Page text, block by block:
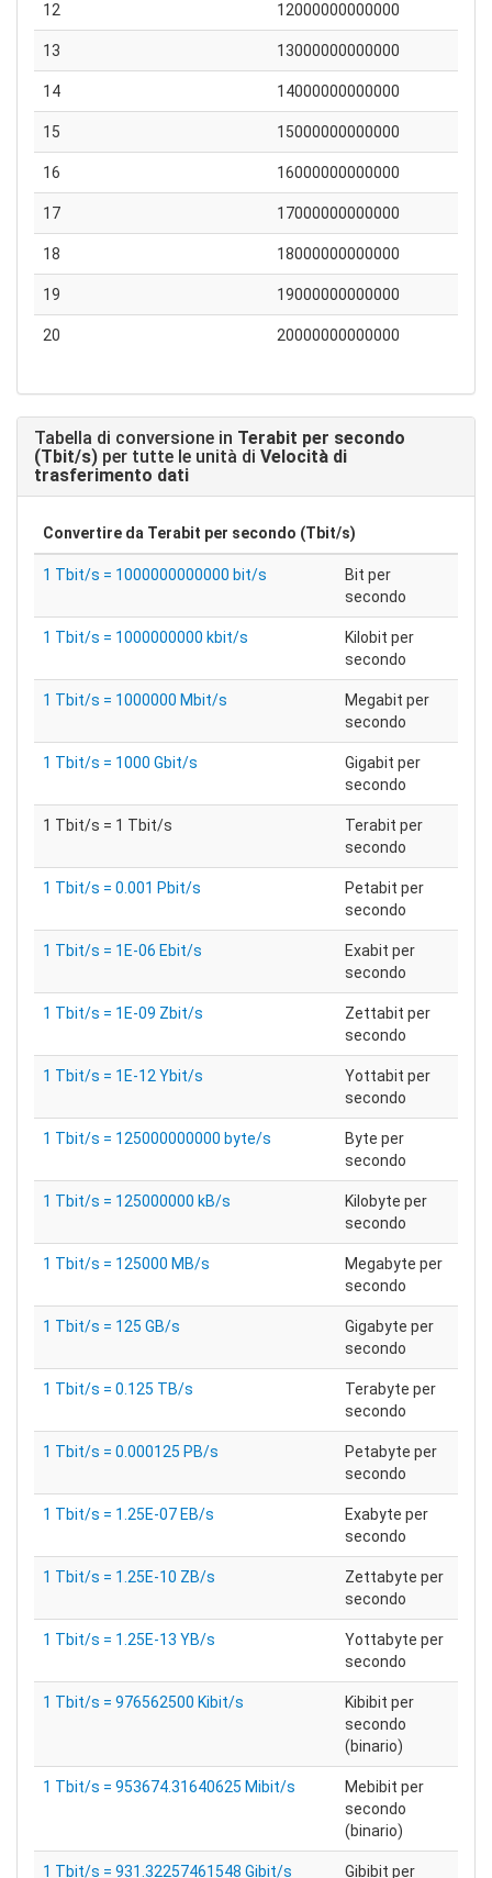
12 12000000000000
13 13000000000000
14 14000000000000
15 15000000000000
16 16000000000000
17 17000000000000
18 18000000000000
19 19000000000000
20 20000000000000
Tabella di conversione in Terabit per secondo
(Tbit/s) per tutte le unità di Velocità di
trasferimento dati
Convertire da Terabit per secondo (Tbit/s)
1 Tbit/s = 1000000000000 bit/s
Bit per
secondo
1 Tbit/s = 1000000000 kbit/s
Kilobit per
secondo
1 Tbit/s = 1000000 Mbit/s
Megabit per
secondo
1 Tbit/s = 1000 Gbit/s
Gigabit per
secondo
1 Tbit/s = 1 Tbit/s
Terabit per
secondo
1 Tbit/s = 0.001 Pbit/s
Petabit per
secondo
1 Tbit/s = 1E-06 Ebit/s
Exabit per
secondo
1 Tbit/s = 1E-09 Zbit/s
Zettabit per
secondo
1 Tbit/s = 1E-12 Ybit/s
Yottabit per
secondo
1 Tbit/s = 125000000000 byte/s
Byte per
secondo
1 Tbit/s = 125000000 kB/s
Kilobyte per
secondo
1 Tbit/s = 125000 MB/s
Megabyte per
secondo
1 Tbit/s = 125 GB/s
Gigabyte per
secondo
1 Tbit/s = 0.125 TB/s
Terabyte per
secondo
1 Tbit/s = 0.000125 PB/s
Petabyte per
secondo
1 Tbit/s = 1.25E-07 EB/s
Exabyte per
secondo
1 Tbit/s = 1.25E-10 ZB/s
Zettabyte per
secondo
1 Tbit/s = 1.25E-13 YB/s
Yottabyte per
secondo
1 Tbit/s = 976562500 Kibit/s
Kibibit per
secondo
(binario)
1 Tbit/s = 953674.31640625 Mibit/s
Mebibit per
secondo
(binario)
1 Tbit/s = 931.32257461548 Gibit/s Gibibit per